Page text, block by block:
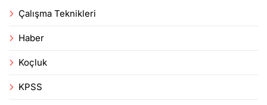
Çalışma Teknikleri
Haber
Koçluk
KPSS